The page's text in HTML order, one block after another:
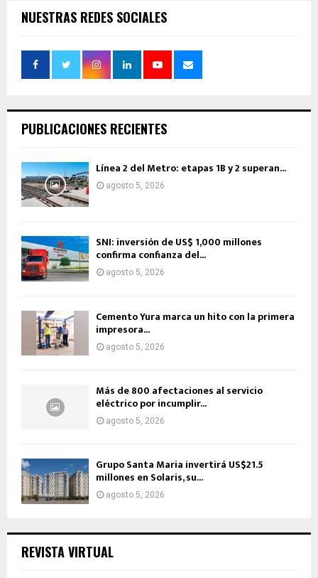
NUESTRAS REDES SOCIALES
PUBLICACIONES RECIENTES
Línea 2 del Metro: etapas 1B y 2 superan...
agosto 5, 2026
SNI: inversión de US$ 1,000 millones
confirma confianza del...
agosto 5, 2026
Cemento Yura marca un hito con la primera
impresora...
agosto 5, 2026
Más de 800 afectaciones al servicio
eléctrico por incumplir...
agosto 5, 2026
Grupo Santa Maria invertirá US$21.5
millones en Solaris, su...
agosto 5, 2026
REVISTA VIRTUAL